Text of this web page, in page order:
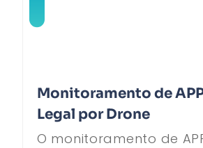
Monitoramento de
Legal por Drone
O monitoramento de